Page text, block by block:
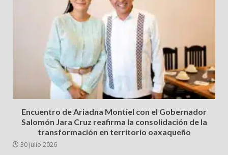
Encuentro de Ariadna Montiel con el Gobernador
Salomón Jara Cruz reafirma la consolidación de la
transformación en territorio oaxaqueño
30 julio 2026